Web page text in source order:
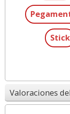
Stick
Valoraciones